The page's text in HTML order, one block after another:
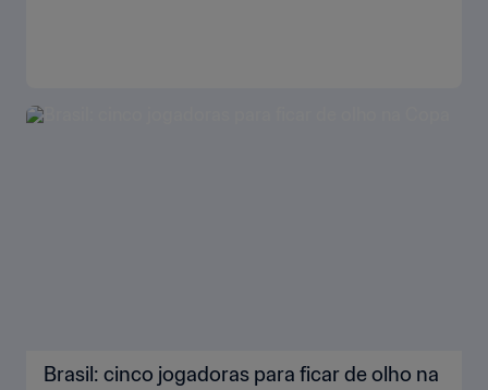
Brasil: cinco jogadoras para ficar de olho na